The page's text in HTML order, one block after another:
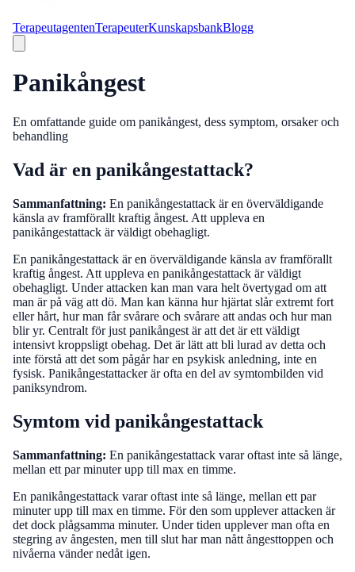
TerapeutagentenTerapeuterKunskapsbankBlogg
Panikångest
En omfattande guide om panikångest, dess symptom, orsaker och
behandling
Vad är en panikångestattack?
Sammanfattning: En panikångestattack är en överväldigande
känsla av framförallt kraftig ångest. Att uppleva en
panikångestattack är väldigt obehagligt.
En panikångestattack är en överväldigande känsla av framförallt
kraftig ångest. Att uppleva en panikångestattack är väldigt
obehagligt. Under attacken kan man vara helt övertygad om att
man är på väg att dö. Man kan känna hur hjärtat slår extremt fort
eller hårt, hur man får svårare och svårare att andas och hur man
blir yr. Centralt för just panikångest är att det är ett väldigt
intensivt kroppsligt obehag. Det är lätt att bli lurad av detta och
inte förstå att det som pågår har en psykisk anledning, inte en
fysisk. Panikångestattacker är ofta en del av symtombilden vid
paniksyndrom.
Symtom vid panikångestattack
Sammanfattning: En panikångestattack varar oftast inte så länge,
mellan ett par minuter upp till max en timme.
En panikångestattack varar oftast inte så länge, mellan ett par
minuter upp till max en timme. För den som upplever attacken är
det dock plågsamma minuter. Under tiden upplever man ofta en
stegring av ångesten, men till slut har man nått ångesttoppen och
nivåerna vänder nedåt igen.